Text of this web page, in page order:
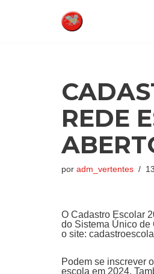
REDE
por adm_vertentes
O Cadastro Escolar
do Sistema Único de
o site:
Podem se inscrever
escola em 2024.